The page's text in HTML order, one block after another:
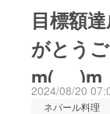
目標額
がとう
m(_ _)m
2024/08/20
ネパール料理